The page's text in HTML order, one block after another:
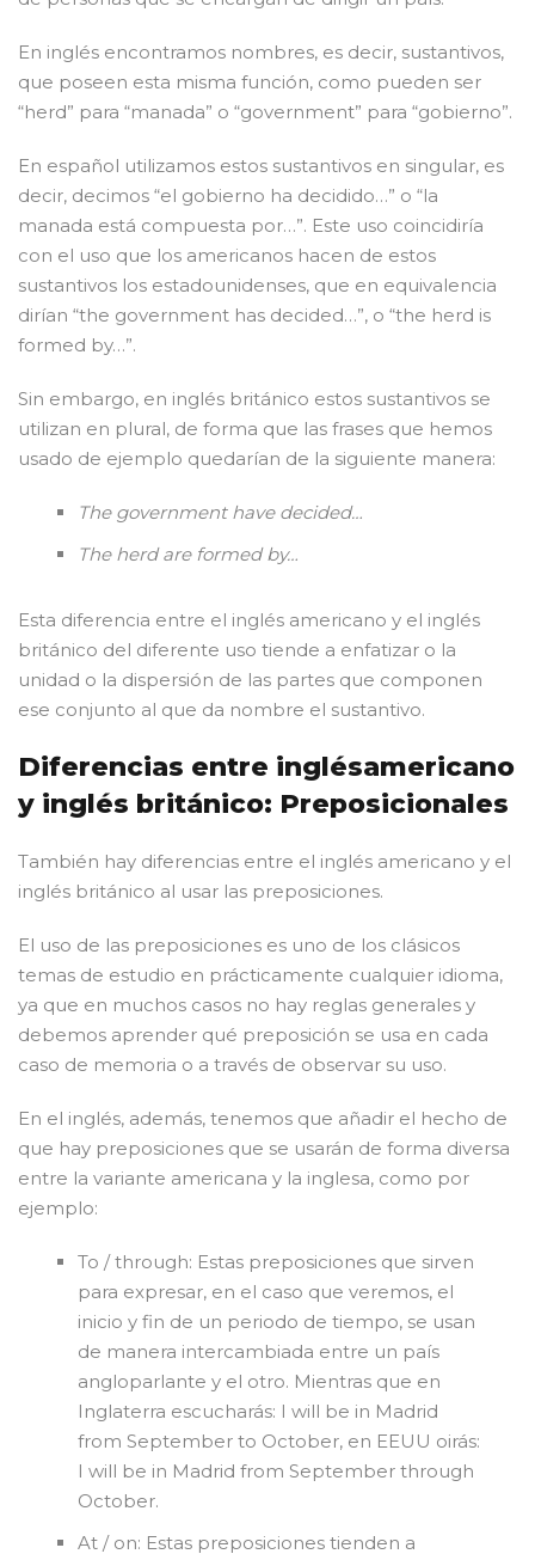
En inglés encontramos nombres, es decir, sustantivos,
que poseen esta misma función, como pueden ser
“herd” para “manada” o “government” para “gobierno”.
En español utilizamos estos sustantivos en singular, es
decir, decimos “el gobierno ha decidido…” o “la
manada está compuesta por…”. Este uso coincidiría
con el uso que los americanos hacen de estos
sustantivos los estadounidenses, que en equivalencia
dirían “the government has decided…”, o “the herd is
formed by…”.
Sin embargo, en inglés británico estos sustantivos se
utilizan en plural, de forma que las frases que hemos
usado de ejemplo quedarían de la siguiente manera:
The government have decided…
The herd are formed by…
Esta diferencia entre el inglés americano y el inglés
británico del diferente uso tiende a enfatizar o la
unidad o la dispersión de las partes que componen
ese conjunto al que da nombre el sustantivo.
Diferencias entre inglésamericano
y inglés británico: Preposicionales
También hay diferencias entre el inglés americano y el
inglés británico al usar las preposiciones.
El uso de las preposiciones es uno de los clásicos
temas de estudio en prácticamente cualquier idioma,
ya que en muchos casos no hay reglas generales y
debemos aprender qué preposición se usa en cada
caso de memoria o a través de observar su uso.
En el inglés, además, tenemos que añadir el hecho de
que hay preposiciones que se usarán de forma diversa
entre la variante americana y la inglesa, como por
ejemplo:
To / through: Estas preposiciones que sirven
para expresar, en el caso que veremos, el
inicio y fin de un periodo de tiempo, se usan
de manera intercambiada entre un país
angloparlante y el otro. Mientras que en
Inglaterra escucharás: I will be in Madrid
from September to October, en EEUU oirás:
I will be in Madrid from September through
October.
At / on: Estas preposiciones tienden a